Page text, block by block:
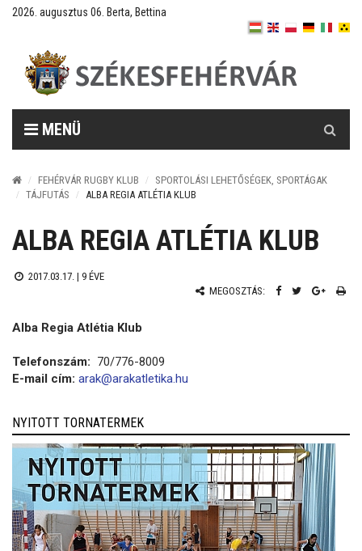
2026. augusztus 06. Berta, Bettina
MENÜ
FEHÉRVÁR RUGBY KLUB
SPORTOLÁSI LEHETŐSÉGEK, SPORTÁGAK
TÁJFUTÁS
ALBA REGIA ATLÉTIA KLUB
ALBA REGIA ATLÉTIA KLUB
2017.03.17. | 9 ÉVE
MEGOSZTÁS:
Alba Regia Atlétia Klub
Telefonszám: 70/776-8009
E-mail cím: arak@arakatletika.hu
NYITOTT TORNATERMEK